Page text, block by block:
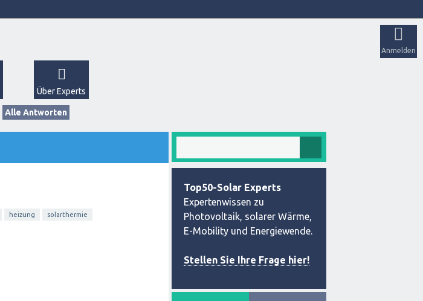
Anmelden
Über Experts
Alle Antworten
heizung
solarthermie
Top50-Solar Experts
Expertenwissen zu
Photovoltaik, solarer Wärme,
E-Mobility und Energiewende.
Stellen Sie Ihre Frage hier!